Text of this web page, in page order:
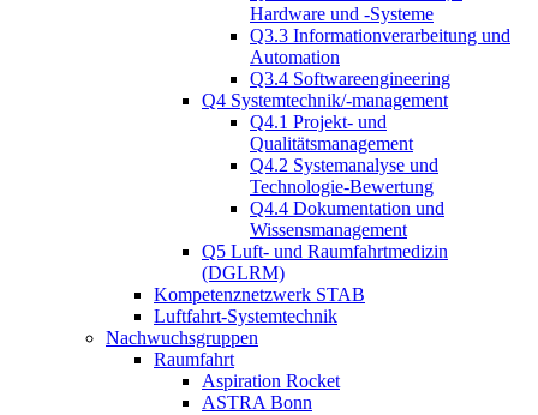
Hardware und -Systeme
Q3.3 Informationverarbeitung und
Automation
Q3.4 Softwareengineering
Q4 Systemtechnik/-management
Q4.1 Projekt- und
Qualitätsmanagement
Q4.2 Systemanalyse und
Technologie-Bewertung
Q4.4 Dokumentation und
Wissensmanagement
Q5 Luft- und Raumfahrtmedizin
(DGLRM)
Kompetenznetzwerk STAB
Luftfahrt-Systemtechnik
Nachwuchsgruppen
Raumfahrt
Aspiration Rocket
ASTRA Bonn